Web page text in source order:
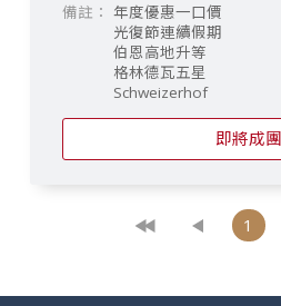
即將成團
年度優惠一口價
光復節連續假期
伯恩高地升等
格林德瓦五星
Schweizerhof
1